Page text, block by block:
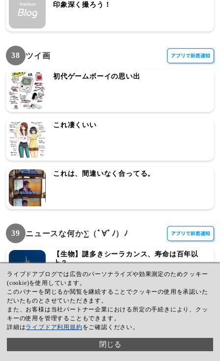
印象深く撮ろう！
38 ツイ画
初代ゲームボーイの思い出
これ凄くいい
これは、間違いなく合ってる。
39 ニュースな何か∑（ﾟ∀ﾟﾉ）ﾉ
【生物】謎多きシーラカンス、寿命は百年以
上？
【WiiU】早くもWii Uコントローラの尿液晶疑
惑が
【PSVita】 GRAVITY DAZE の公式サイトが
ライブドアブログでは広告のパーソナライズや効果測定のためクッキー
(cookie)を使用しています。
このバナーを閉じるか閲覧を継続することでクッキーの使用を承認いた
だいたものとさせていただきます。
また、お客様は当社パートナー企業における所定の手続きにより、クッ
キーの使用を管理することもできます。
詳細はライブドア利用規約をご確認ください。
閉じる